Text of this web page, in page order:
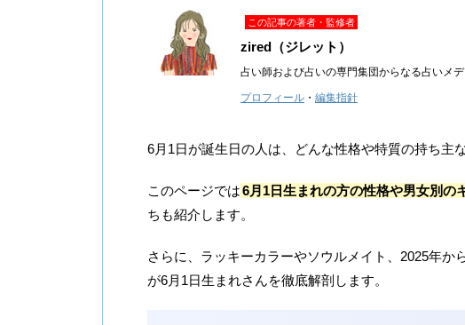
この記事の著者・監修者
zired（ジレット）
占い師および占いの専門集団からなる占いメ
プロフィール ・ 編集指針
6月1日が誕生日の人は、どんな性格や特質の持ち主
このページでは6月1日生まれの方の性格や男女別の
ちも紹介します。
さらに、ラッキーカラーやソウルメイト、2025年
が6月1日生まれさんを徹底解剖します。